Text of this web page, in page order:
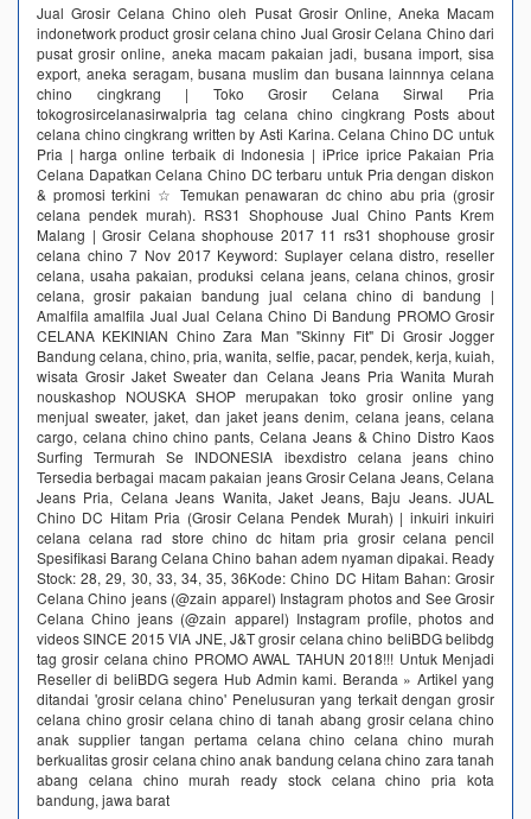
Jual Grosir Celana Chino oleh Pusat Grosir Online, Aneka Macam
indonetwork product grosir celana chino Jual Grosir Celana Chino dari
pusat grosir online, aneka macam pakaian jadi, busana import, sisa
export, aneka seragam, busana muslim dan busana lainnnya celana
chino cingkrang | Toko Grosir Celana Sirwal Pria
tokogrosircelanasirwalpria tag celana chino cingkrang Posts about
celana chino cingkrang written by Asti Karina. Celana Chino DC untuk
Pria | harga online terbaik di Indonesia | iPrice iprice Pakaian Pria
Celana Dapatkan Celana Chino DC terbaru untuk Pria dengan diskon
& promosi terkini ☆ Temukan penawaran dc chino abu pria (grosir
celana pendek murah). RS31 Shophouse Jual Chino Pants Krem
Malang | Grosir Celana shophouse 2017 11 rs31 shophouse grosir
celana chino 7 Nov 2017 Keyword: Suplayer celana distro, reseller
celana, usaha pakaian, produksi celana jeans, celana chinos, grosir
celana, grosir pakaian bandung jual celana chino di bandung |
Amalfila amalfila Jual Jual Celana Chino Di Bandung PROMO Grosir
CELANA KEKINIAN Chino Zara Man "Skinny Fit" Di Grosir Jogger
Bandung celana, chino, pria, wanita, selfie, pacar, pendek, kerja, kuiah,
wisata Grosir Jaket Sweater dan Celana Jeans Pria Wanita Murah
nouskashop NOUSKA SHOP merupakan toko grosir online yang
menjual sweater, jaket, dan jaket jeans denim, celana jeans, celana
cargo, celana chino chino pants, Celana Jeans & Chino Distro Kaos
Surfing Termurah Se INDONESIA ibexdistro celana jeans chino
Tersedia berbagai macam pakaian jeans Grosir Celana Jeans, Celana
Jeans Pria, Celana Jeans Wanita, Jaket Jeans, Baju Jeans. JUAL
Chino DC Hitam Pria (Grosir Celana Pendek Murah) | inkuiri inkuiri
celana celana rad store chino dc hitam pria grosir celana pencil
Spesifikasi Barang Celana Chino bahan adem nyaman dipakai. Ready
Stock: 28, 29, 30, 33, 34, 35, 36Kode: Chino DC Hitam Bahan: Grosir
Celana Chino jeans (@zain apparel) Instagram photos and See Grosir
Celana Chino jeans (@zain apparel) Instagram profile, photos and
videos SINCE 2015 VIA JNE, J&T grosir celana chino beliBDG belibdg
tag grosir celana chino PROMO AWAL TAHUN 2018!!! Untuk Menjadi
Reseller di beliBDG segera Hub Admin kami. Beranda » Artikel yang
ditandai 'grosir celana chino' Penelusuran yang terkait dengan grosir
celana chino grosir celana chino di tanah abang grosir celana chino
anak supplier tangan pertama celana chino celana chino murah
berkualitas grosir celana chino anak bandung celana chino zara tanah
abang celana chino murah ready stock celana chino pria kota
bandung, jawa barat